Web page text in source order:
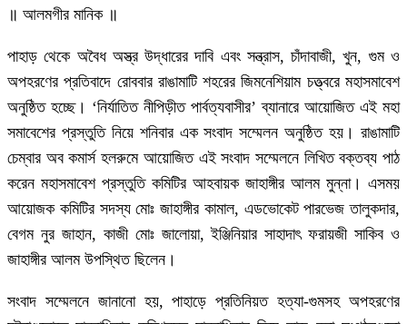
॥ আলমগীর মানিক ॥
পাহাড় থেকে অবৈধ অস্ত্র উদ্ধারের দাবি এবং সন্ত্রাস, চাঁদাবাজী, খুন, গুম ও
অপহরণের প্রতিবাদে রোববার রাঙামাটি শহরের জিমনেশিয়াম চত্ত্বরে মহাসমাবেশ
অনুষ্ঠিত হচ্ছে। ‘নির্যাতিত নীপিড়ীত পার্বত্যবাসীর’ ব্যানারে আয়োজিত এই মহা
সমাবেশের প্রস্তুতি নিয়ে শনিবার এক সংবাদ সম্মেলন অনুষ্ঠিত হয়। রাঙামাটি
চেম্বার অব কমার্স হলরুমে আয়োজিত এই সংবাদ সম্মেলনে লিখিত বক্তব্য পাঠ
করেন মহাসমাবেশ প্রস্তুতি কমিটির আহবায়ক জাহাঙ্গীর আলম মুন্না। এসময়
আয়োজক কমিটির সদস্য মোঃ জাহাঙ্গীর কামাল, এডভোকেট পারভেজ তালুকদার,
বেগম নুর জাহান, কাজী মোঃ জালোয়া, ইঞ্জিনিয়ার সাহাদাৎ ফরায়জী সাকিব ও
জাহাঙ্গীর আলম উপস্থিত ছিলেন।
সংবাদ সম্মেলনে জানানো হয়, পাহাড়ে প্রতিনিয়ত হত্যা-গুমসহ অপহরণের